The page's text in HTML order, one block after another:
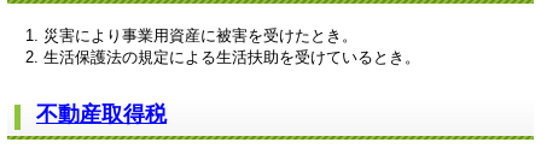
災害により事業用資産に被害を受けたとき。
生活保護法の規定による生活扶助を受けているとき。
不動産取得税